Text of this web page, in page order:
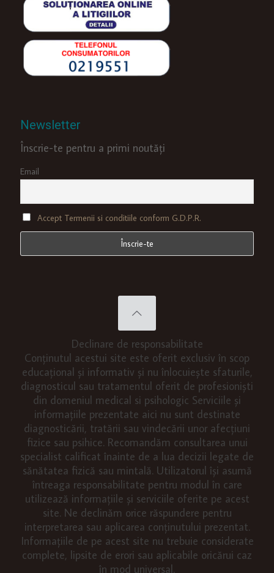
Newsletter
Înscrie-te pentru a primi noutăți
Email
Accept Termenii si conditiile conform G.D.P.R.
Declinare de responsabilitate
Conținutul acestui site este oferit exclusiv în scop
educațional și informativ și nu înlocuiește sfaturile,
diagnosticul sau tratamentul oferit de profesioniști
din domeniul medical si psihologic Serviciile și
informațiile prezentate aici nu sunt destinate
diagnosticării, tratării sau vindecării unor afecțiuni
fizice sau psihice. Recomandăm consultarea unui
specialist calificat înainte de a lua decizii legate de
sănătatea fizică sau mintală. Utilizatorul își asumă
întreaga responsabilitate pentru modul în care
utilizează informațiile și serviciile oferite pe acest
site. Ne declinăm orice răspundere pentru
interpretarea sau aplicarea conținutului prezentat.
Informațiile de pe acest site nu trebuie considerate
complete, lipsite de erori sau aplicabile oricărui caz
în mod universal.